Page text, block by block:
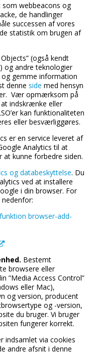
som webbeacons og
de handlinger
successen af vores
statistik om brugen af
(også kendt
og andre teknologier
gemme information
denneside med hensyn
Vær opmærksom på
indskrænke eller
kan funktionaliteten
eller besværliggøres.
er en service leveret af
Analytics til at
kunne forbedre siden.
og databeskyttelse. Du
ved at installere
i din browser. For
browser-add-
Bestemt
browsere eller
”Media Access Control”
eller Mac),
og version, producent
og -version,
du bruger. Vi bruger
fungerer korrekt.
indsamlet via cookies
andre afsnit i denne